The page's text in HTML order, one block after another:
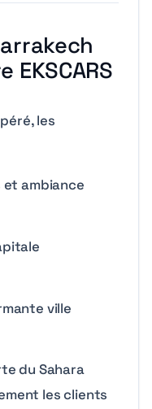
les
et ambiance
ville
du Sahara
les clients